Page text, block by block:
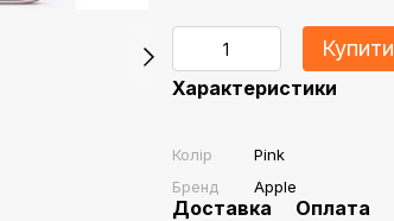
Купити
Характеристики
Колір
Pink
Бренд
Apple
Доставка Оплата